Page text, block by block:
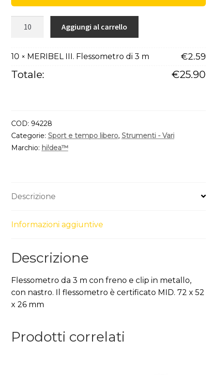
di
3
Aggiungi al carrello
10 × MERIBEL III. Flessometro di 3 m €2.59
Totale: €25.90
COD: 94228
Categorie: Sport e tempo libero, Strumenti - Vari
Marchio: hi!dea™
Descrizione
Informazioni aggiuntive
Descrizione
Flessometro da 3 m con freno e clip in metallo,
con nastro. Il flessometro è certificato MID. 72 x 52
x 26 mm
Prodotti correlati